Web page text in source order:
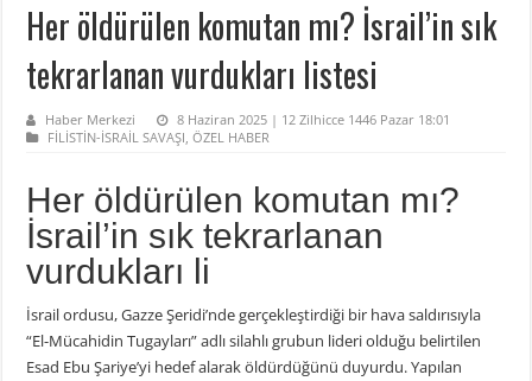
Her öldürülen komutan mı? İsrail’in sık
tekrarlanan vurdukları listesi
Haber Merkezi
8 Haziran 2025 | 12 Zilhicce 1446 Pazar 18:01
FİLİSTİN-İSRAİL SAVAŞI,ÖZEL HABER
Her öldürülen komutan mı?
İsrail’in sık tekrarlanan
vurdukları li
İsrail ordusu, Gazze Şeridi’nde gerçekleştirdiği bir hava saldırısıyla
“El-Mücahidin Tugayları” adlı silahlı grubun lideri olduğu belirtilen
Esad Ebu Şariye’yi hedef alarak öldürdüğünü duyurdu. Yapılan